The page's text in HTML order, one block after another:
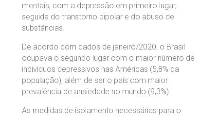
mentais, com a depressão em primeiro lugar,
seguida do transtorno bipolar e do abuso de
substâncias.
De acordo com dados de janeiro/2020, o Brasil
ocupava o segundo lugar com o maior número de
indivíduos depressivos nas Américas (5,8% da
população), além de ser o país com maior
prevalência de ansiedade no mundo (9,3%).
As medidas de isolamento necessárias para o